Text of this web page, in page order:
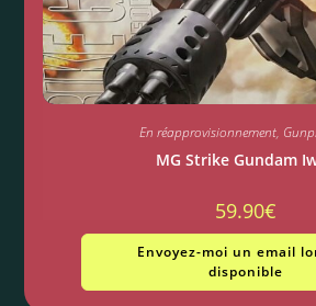
En réapprovisionnement,
MG Strike Gundam
59.90€
Envoyez-moi un email
disponible